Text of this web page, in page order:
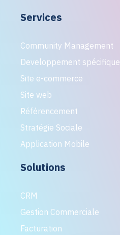
Services
Community Management
Developpement spécifique
Site e-commerce
Site web
Référencement
Stratégie Sociale
Application Mobile
Solutions
CRM
Gestion Commerciale
Facturation